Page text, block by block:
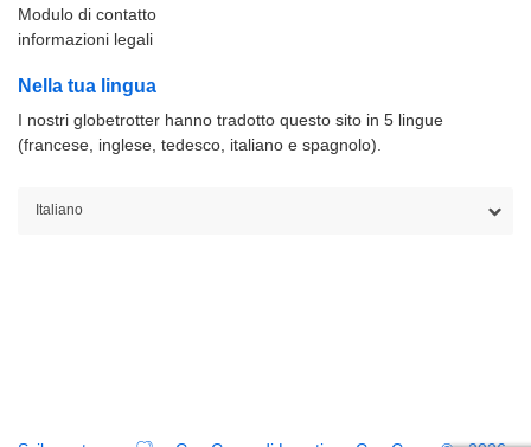
Modulo di contatto
informazioni legali
Nella tua lingua
I nostri globetrotter hanno tradotto questo sito in 5 lingue
(francese, inglese, tedesco, italiano e spagnolo).